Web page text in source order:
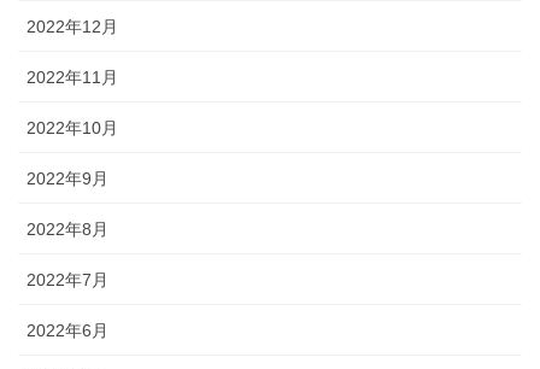
2022年12月
2022年11月
2022年10月
2022年9月
2022年8月
2022年7月
2022年6月